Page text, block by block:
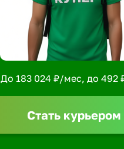
До 183 024 ₽/мес, до 492
Стать курьером